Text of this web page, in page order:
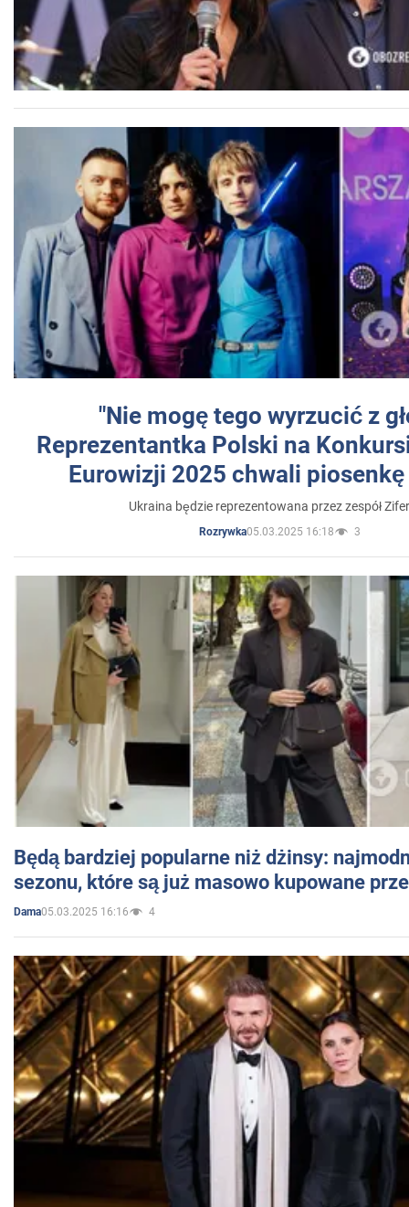
"Nie mogę tego wyrzucić z
Reprezentantka Polski na
Eurowizji 2025 chwali
Ukraina będzie reprezentowana przez zespół
Rozrywka05.03.2025 16:18 3
Będą bardziej popularne niż dżinsy:
sezonu, które są już masowo kupowane
Dama05.03.2025 16:16 4